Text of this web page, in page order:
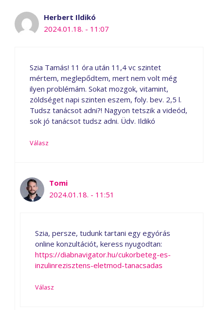
Herbert Ildikó
2024.01.18. - 11:07
Szia Tamás! 11 óra után 11,4 vc szintet
mértem, meglepődtem, mert nem volt még
ilyen problémám. Sokat mozgok, vitamint,
zöldséget napi szinten eszem, foly. bev. 2,5 l.
Tudsz tanácsot adni?! Nagyon tetszik a videód,
sok jó tanácsot tudsz adni. Üdv. Ildikó
Válasz
Tomi
2024.01.18. - 11:51
Szia, persze, tudunk tartani egy egyórás
online konzultációt, keress nyugodtan:
https://diabnavigator.hu/cukorbeteg-es-
inzulinrezisztens-eletmod-tanacsadas
Válasz